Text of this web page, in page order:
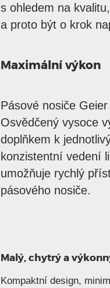
s ohledem na
a proto být o krok
Maximální výkon
Pásové nosiče
Osvědčený vysoce
doplňkem k
konzistentní vedení
umožňuje rychlý
pásového nosiče.
Malý, chytrý a
Kompaktní design,